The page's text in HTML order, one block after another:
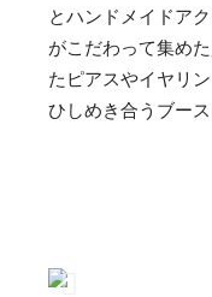
とハンドメイドア
がこだわって集め
たピアスやイヤリ
ひしめき合うブー